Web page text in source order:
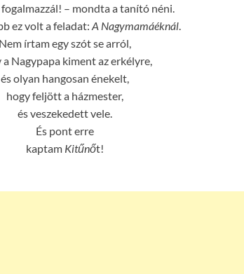
– mondta a tanító néni.
ez volt a feladat: A Nagymamáéknál.
Nem írtam egy szót se arról,
a Nagypapa kiment az erkélyre,
és olyan hangosan énekelt,
hogy feljött a házmester,
és veszekedett vele.
És pont erre
kaptam Kitűnőt!